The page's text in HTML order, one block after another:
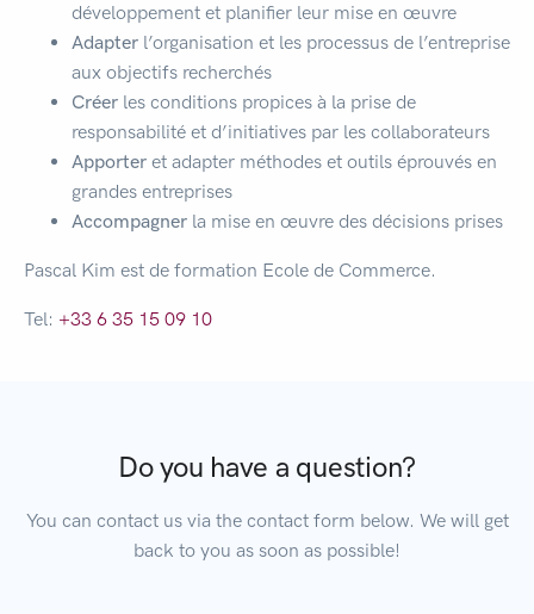
développement et planifier leur mise en œuvre
Adapter l’organisation et les processus de l’entreprise
aux objectifs recherchés
Créer les conditions propices à la prise de
responsabilité et d’initiatives par les collaborateurs
Apporter et adapter méthodes et outils éprouvés en
grandes entreprises
Accompagner la mise en œuvre des décisions prises
Pascal Kim est de formation Ecole de Commerce.
Tel: +33 6 35 15 09 10
Do you have a question?
You can contact us via the contact form below. We will get
back to you as soon as possible!